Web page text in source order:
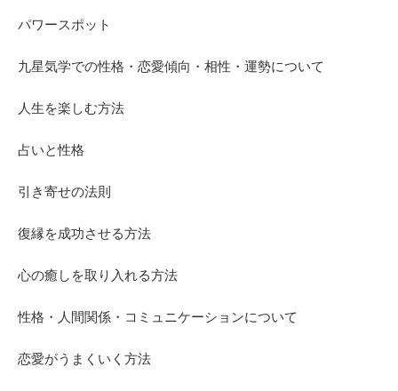
パワースポット
九星気学での性格・恋愛傾向・相性・運勢について
人生を楽しむ方法
占いと性格
引き寄せの法則
復縁を成功させる方法
心の癒しを取り入れる方法
性格・人間関係・コミュニケーションについて
恋愛がうまくいく方法